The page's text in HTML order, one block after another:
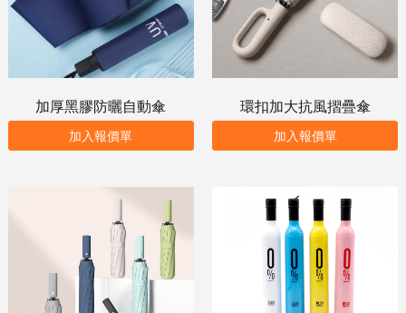
加厚黑膠防曬自動傘
加入報價單
環扣加大抗風摺疊傘
加入報價單